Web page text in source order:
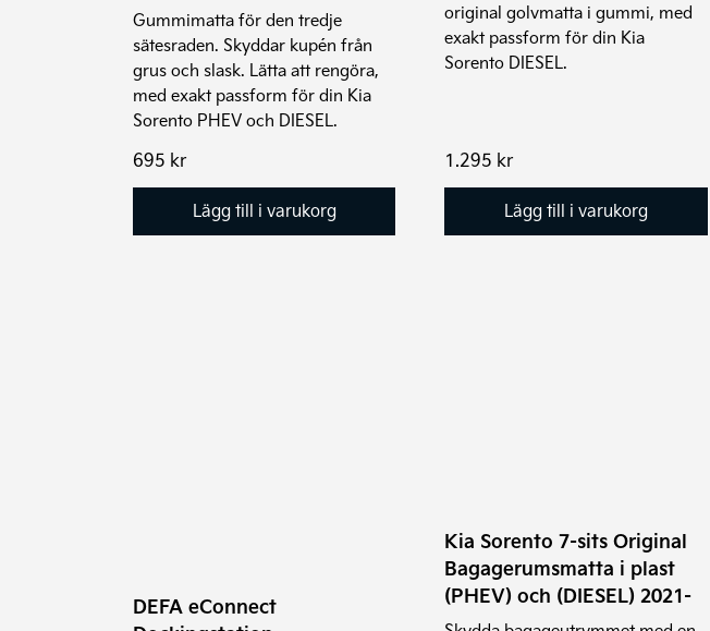
Gummimatta för den tredje
sätesraden. Skyddar kupén från
grus och slask. Lätta att rengöra,
med exakt passform för din Kia
Sorento PHEV och DIESEL.
695 kr
Lägg till i varukorg
original golvmatta i gummi, med
exakt passform för din Kia
Sorento DIESEL.
1.295 kr
Lägg till i varukorg
DEFA eConnect
Kia Sorento 7-sits Original
Bagagerumsmatta i plast
(PHEV) och (DIESEL) 2021-